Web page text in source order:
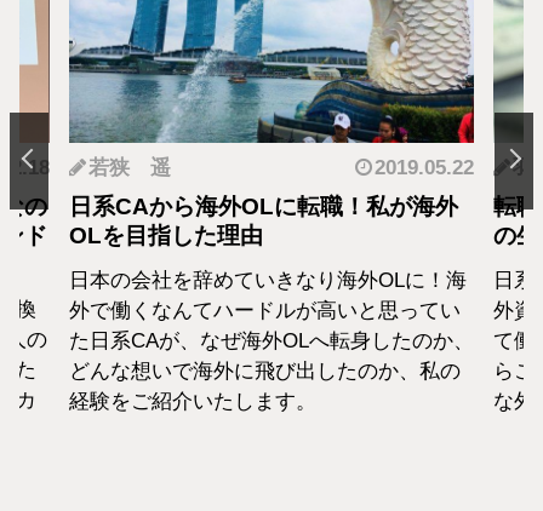
の
ド
換
人の
た
カ
若狭 遥 2019.05.22
日系CAから海外OLに転職！私が海外
OLを目指した理由
日本の会社を辞めていきなり海外OLに！海
外で働くなんてハードルが高いと思ってい
た日系CAが、なぜ海外OLへ転身したのか、
どんな想いで海外に飛び出したのか、私の
経験をご紹介いたします。
羽
転
の
日
外資
て働
らこ
な外